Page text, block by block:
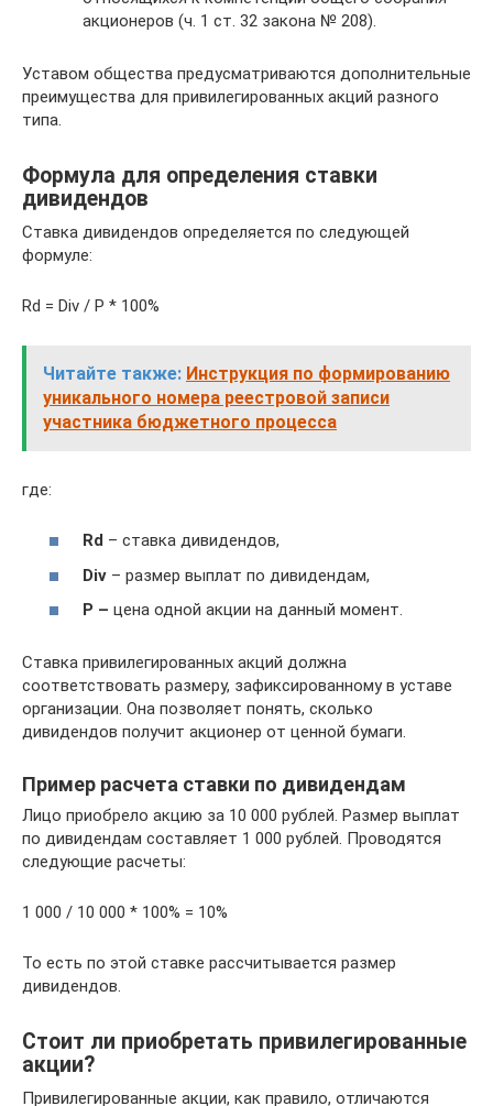
акционеров (ч. 1 ст. 32 закона № 208).
Уставом общества предусматриваются дополнительные
преимущества для привилегированных акций разного
типа.
Формула для определения ставки
дивидендов
Ставка дивидендов определяется по следующей
формуле:
Rd = Div / P * 100%
Читайте также: Инструкция по формированию
уникального номера реестровой записи
участника бюджетного процесса
где:
Rd – ставка дивидендов,
Div – размер выплат по дивидендам,
P – цена одной акции на данный момент.
Ставка привилегированных акций должна
соответствовать размеру, зафиксированному в уставе
организации. Она позволяет понять, сколько
дивидендов получит акционер от ценной бумаги.
Пример расчета ставки по дивидендам
Лицо приобрело акцию за 10 000 рублей. Размер выплат
по дивидендам составляет 1 000 рублей. Проводятся
следующие расчеты:
1 000 / 10 000 * 100% = 10%
То есть по этой ставке рассчитывается размер
дивидендов.
Стоит ли приобретать привилегированные
акции?
Привилегированные акции, как правило, отличаются